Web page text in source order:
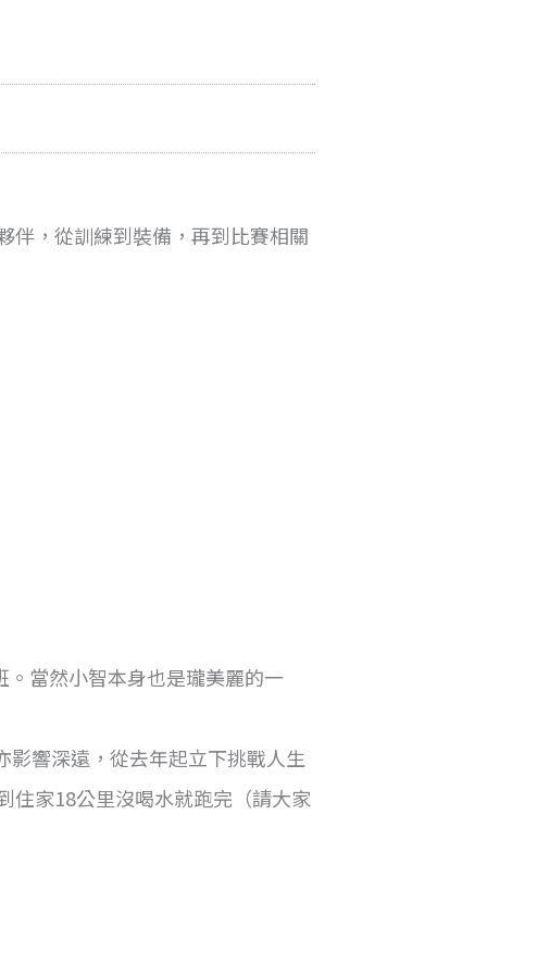
伴，從訓練到裝備，再到比賽相關
當然小智本身也是瓏美麗的一
影響深遠，從去年起立下挑戰人生
住家18公里沒喝水就跑完（請大家